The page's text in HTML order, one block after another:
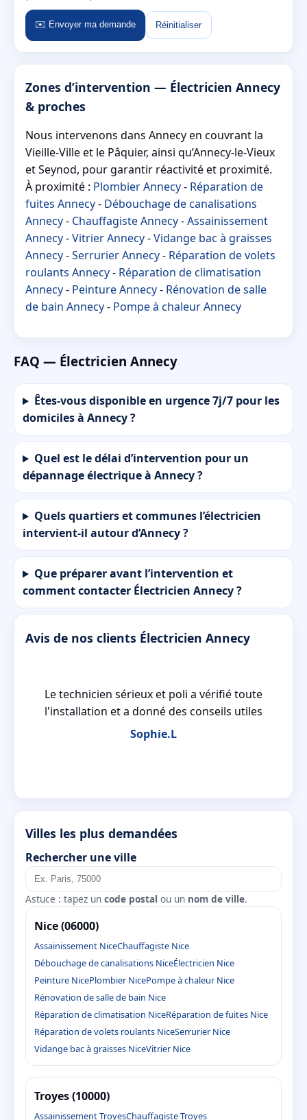
✉️ Envoyer ma demande Réinitialiser
Zones d’intervention — Électricien Annecy
& proches
Nous intervenons dans Annecy en couvrant la
Vieille-Ville et le Pâquier, ainsi qu’Annecy-le-Vieux
et Seynod, pour garantir réactivité et proximité.
À proximité : Plombier Annecy- Réparation de
fuites Annecy- Débouchage de canalisations
Annecy- Chauffagiste Annecy-Assainissement
Annecy-Vitrier Annecy-Vidange bac à graisses
Annecy-Serrurier Annecy- Réparation de volets
roulants Annecy- Réparation de climatisation
Annecy- Peinture Annecy- Rénovation de salle
de bain Annecy- Pompe à chaleur Annecy
FAQ — Électricien Annecy
Êtes-vous disponible en urgence 7j/7 pour les
domiciles à Annecy ?
Quel est le délai d’intervention pour un
dépannage électrique à Annecy ?
Quels quartiers et communes l’électricien
intervient-il autour d’Annecy ?
Que préparer avant l’intervention et
comment contacter Électricien Annecy ?
Avis de nos clients Électricien Annecy
Le technicien sérieux et poli a vérifié toute
l'installation et a donné des conseils utiles
Sophie.L
Villes les plus demandées
Rechercher une ville
Astuce : tapez un code postal ou un nom de ville.
Nice (06000)
Assainissement NiceChauffagiste Nice
Débouchage de canalisations NiceÉlectricien Nice
Peinture NicePlombier NicePompe à chaleur Nice
Rénovation de salle de bain Nice
Réparation de climatisation NiceRéparation de fuites Nice
Réparation de volets roulants NiceSerrurier Nice
Vidange bac à graisses NiceVitrier Nice
Troyes (10000)
Assainissement TroyesChauffagiste Troyes